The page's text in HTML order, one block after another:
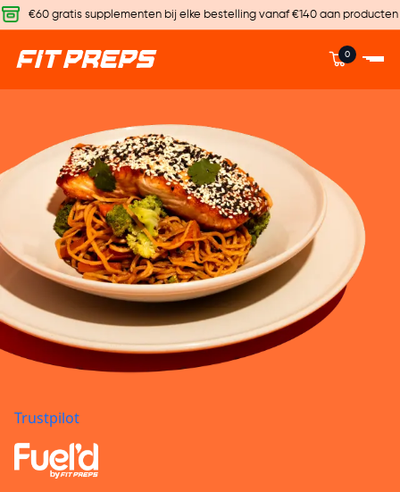
€60 gratis supplementen bij elke bestelling vanaf €140 aan producten
0
Trustpilot